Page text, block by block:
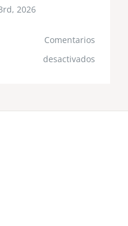
2026
Comentarios
desactivados